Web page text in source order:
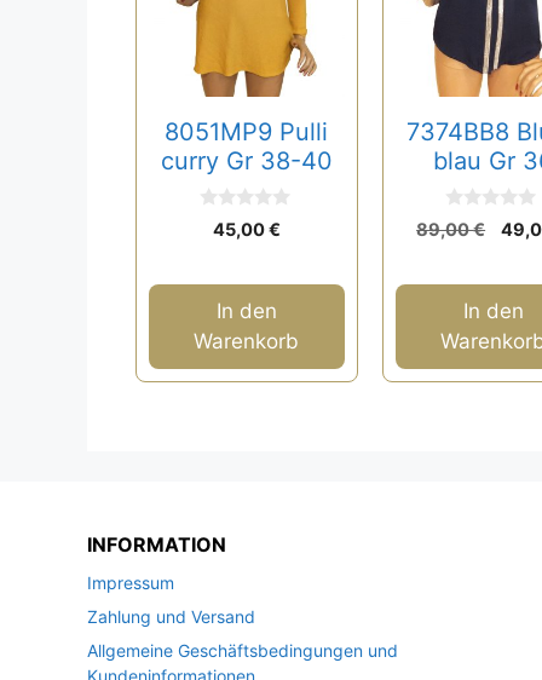
8051MP9 Pulli
curry Gr 38-40
5
45,00€
In den
Warenkorb
7374BB8
blau Gr
0
v
5
89,00€
war:
In den
INFORMATION
Impressum
Zahlung und Versand
Allgemeine Geschäftsbedingungen und
Kundeninformationen